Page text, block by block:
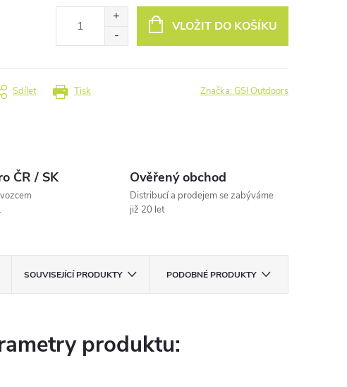
VLOŽIT DO KOŠÍKU
Tisk
Sdílet Značka:GSI Outdoors
ČR / SK Ověřený obchod
Distribucí a prodejem se zabýváme
již 20 let
SOUVISEJÍCÍ PRODUKTY PODOBNÉ PRODUKTY
produktu: